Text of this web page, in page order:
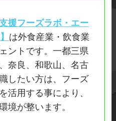
援フーズラボ・エー
は外食産業・飲食業
ントです。一都三県
奈良、和歌山、名古
したい方は、フーズ
活用する事により、
境が整います。